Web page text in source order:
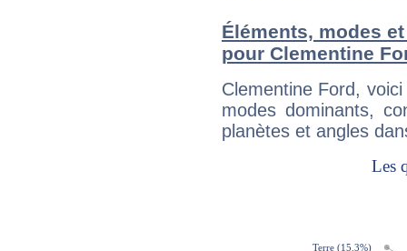
Éléments, modes
pour Clementine
Clementine Ford,
modes dominants,
planètes et angles